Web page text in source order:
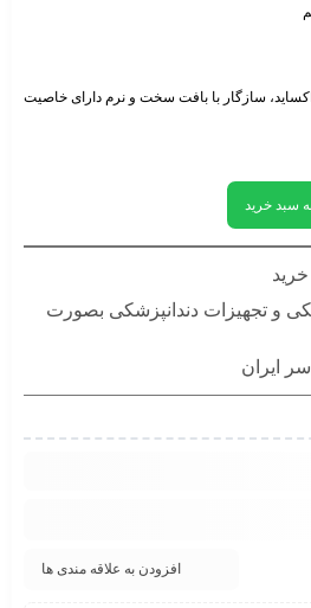
سازگار با بافت سخت و نرم دارای خاصیت
سبد خرید
و تجهیزات دندانپزشکی بصورت
ایران
افزودن به علاقه مندی ها